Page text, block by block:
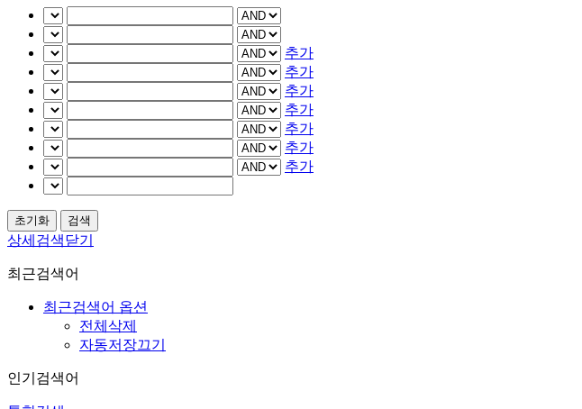
추가
추가
추가
추가
추가
추가
추가
상세검색닫기
최근검색어
최근검색어 옵션
전체삭제
자동저장끄기
인기검색어